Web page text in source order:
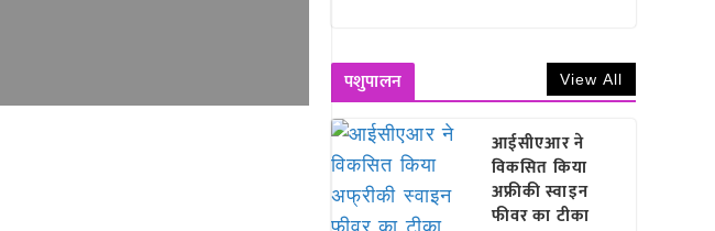
पशुपालन View All
आईसीएआर ने
विकसित किया
अफ्रीकी स्वाइन
फीवर का टीका